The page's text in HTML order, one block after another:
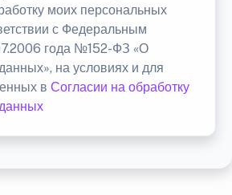
моих персональных
с Федеральным
года №152-ФЗ «О
на условиях и для
в Согласии на обработку